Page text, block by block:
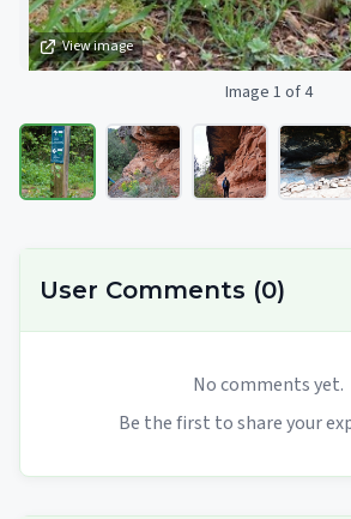
View image
Image 1 of 4
User Comments (0)
No comments yet.
Be the first to share your